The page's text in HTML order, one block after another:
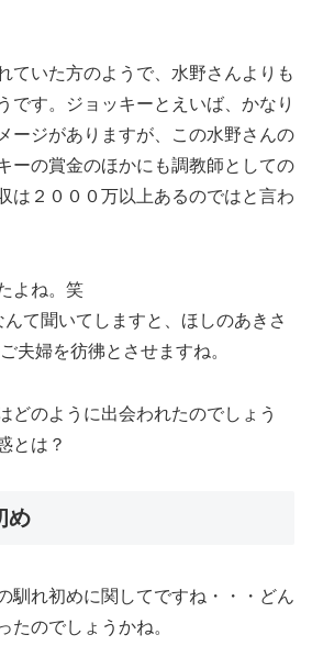
ていた方のようで、水野さんよりも
です。ジョッキーとえいば、かなり
ージがありますが、この水野さんの
ーの賞金のほかにも調教師としての
は２０００万以上あるのではと言わ
よね。笑
て聞いてしますと、ほしのあきさ
夫婦を彷彿とさせますね。
どのように出会われたのでしょう
とは？
め
馴れ初めに関してですね・・・どん
たのでしょうかね。